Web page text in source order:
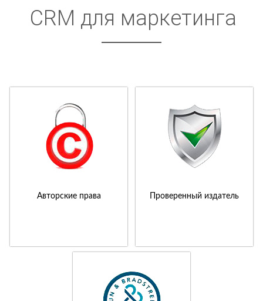
CRM для маркетинга
Авторские права Проверенный издатель